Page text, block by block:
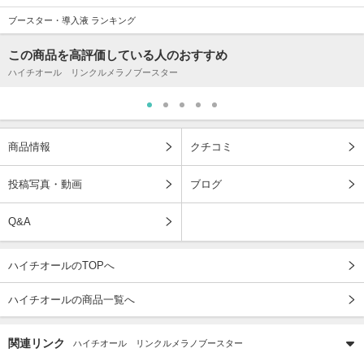
ブースター・導入液 ランキング
この商品を高評価している人のおすすめ
ハイチオール リンクルメラノブースター
商品情報 クチコミ
投稿写真・動画 ブログ
Q&A
ハイチオールのTOPへ
ハイチオールの商品一覧へ
関連リンク ハイチオール リンクルメラノブースター